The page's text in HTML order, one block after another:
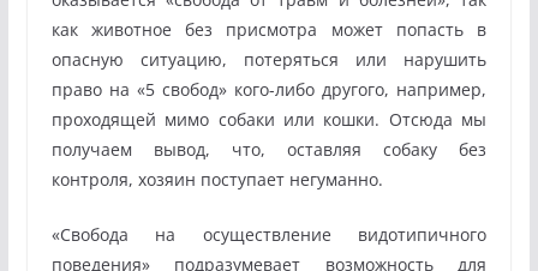
как животное без присмотра может попасть в
опасную ситуацию, потеряться или нарушить
право на «5 свобод» кого-либо другого, например,
проходящей мимо собаки или кошки. Отсюда мы
получаем вывод, что, оставляя собаку без
контроля, хозяин поступает негуманно.
«Свобода на осуществление видотипичного
поведения» подразумевает возможность для